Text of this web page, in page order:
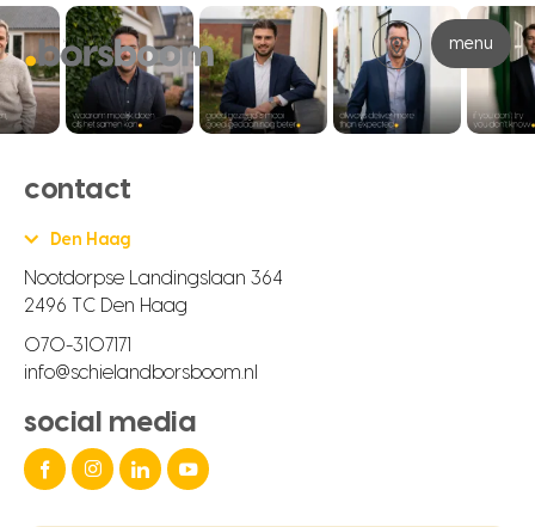
menu
contact
Den Haag
Nootdorpse Landingslaan 364
2496 TC Den Haag
070-3107171
info@schielandborsboom.nl
social media